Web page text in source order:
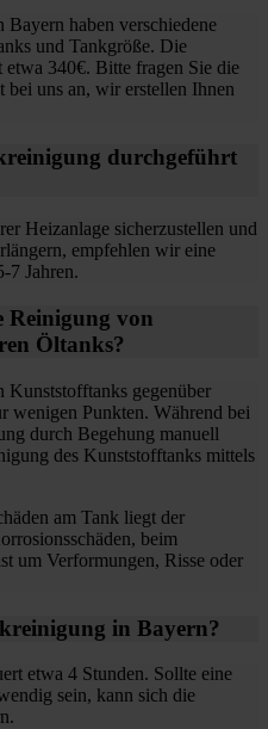
haben verschiedene
und Tankgröße. Die
etwa 340€. Bitte fragen Sie die
uns an, wir erstellen Ihnen
durchgeführt
Heizanlage sicherzustellen und
empfehlen wir eine
7 Jahren.
Reinigung von
Öltanks?
gegenüber
wenigen Punkten. Während bei
durch Begehung manuell
des Kunststofftanks mittels
am Tank liegt der
beim
um Verformungen, Risse oder
in Bayern?
etwa 4 Stunden. Sollte eine
sein, kann sich die